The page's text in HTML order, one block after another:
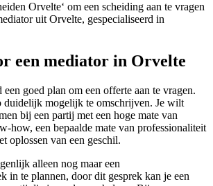
Orvelte‘ om een scheiding aan te vragen
uit Orvelte, gespecialiseerd in
een mediator in Orvelte
goed plan om een offerte aan te vragen.
duidelijk mogelijk te omschrijven. Je wilt
bij een partij met een hoge mate van
how, een bepaalde mate van professionaliteit
oplossen van een geschil.
alleen nog maar een
in te plannen, door dit gesprek kan je een